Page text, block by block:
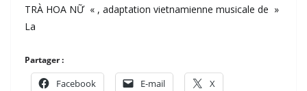
TRÀ HOA NỮ « , adaptation vietnamienne musicale de »
La
Partager :
Facebook E-mail X